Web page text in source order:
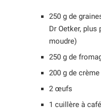
250 g de
Dr Oetker, plus
moudre)
250 g de
200 g de
2 œufs
1 cuillère à